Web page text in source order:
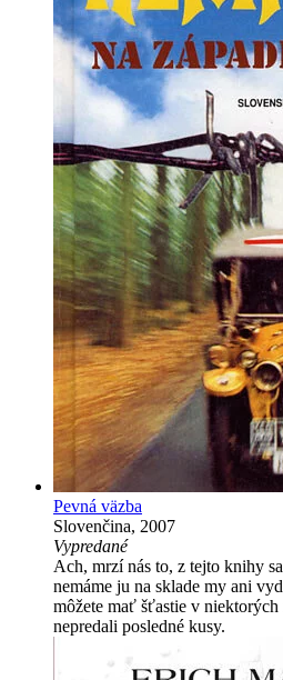
Pevná väzba
Slovenčina, 2007
Vypredané
Ach, mrzí nás to, z tejto knihy
nemáme ju na sklade my ani
môžete mať šťastie v
nepredali posledné kusy.